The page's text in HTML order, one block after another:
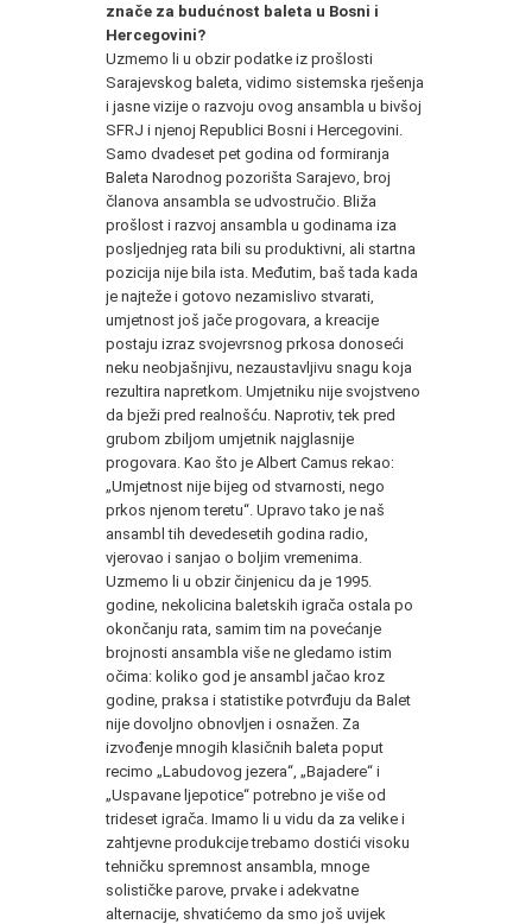
znače za budućnost baleta u Bosni i
Hercegovini?
Uzmemo li u obzir podatke iz prošlosti
Sarajevskog baleta, vidimo sistemska rješenja
i jasne vizije o razvoju ovog ansambla u bivšoj
SFRJ i njenoj Republici Bosni i Hercegovini.
Samo dvadeset pet godina od formiranja
Baleta Narodnog pozorišta Sarajevo, broj
članova ansambla se udvostručio. Bliža
prošlost i razvoj ansambla u godinama iza
posljednjeg rata bili su produktivni, ali startna
pozicija nije bila ista. Međutim, baš tada kada
je najteže i gotovo nezamislivo stvarati,
umjetnost još jače progovara, a kreacije
postaju izraz svojevrsnog prkosa donoseći
neku neobjašnjivu, nezaustavljivu snagu koja
rezultira napretkom. Umjetniku nije svojstveno
da bježi pred realnošću. Naprotiv, tek pred
grubom zbiljom umjetnik najglasnije
progovara. Kao što je Albert Camus rekao:
„Umjetnost nije bijeg od stvarnosti, nego
prkos njenom teretu“. Upravo tako je naš
ansambl tih devedesetih godina radio,
vjerovao i sanjao o boljim vremenima.
Uzmemo li u obzir činjenicu da je 1995.
godine, nekolicina baletskih igrača ostala po
okončanju rata, samim tim na povećanje
brojnosti ansambla više ne gledamo istim
očima: koliko god je ansambl jačao kroz
godine, praksa i statistike potvrđuju da Balet
nije dovoljno obnovljen i osnažen. Za
izvođenje mnogih klasičnih baleta poput
recimo „Labudovog jezera“, „Bajadere“ i
„Uspavane ljepotice“ potrebno je više od
trideset igrača. Imamo li u vidu da za velike i
zahtjevne produkcije trebamo dostići visoku
tehničku spremnost ansambla, mnoge
solističke parove, prvake i adekvatne
alternacije, shvatićemo da smo još uvijek